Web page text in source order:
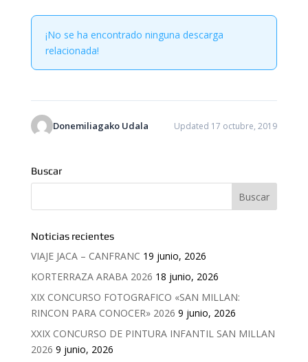
¡No se ha encontrado ninguna descarga
relacionada!
Donemiliagako Udala Updated 17 octubre, 2019
Buscar
Noticias recientes
VIAJE JACA – CANFRANC 19 junio, 2026
KORTERRAZA ARABA 2026 18 junio, 2026
XIX CONCURSO FOTOGRAFICO «SAN MILLAN:
RINCON PARA CONOCER» 2026 9 junio, 2026
XXIX CONCURSO DE PINTURA INFANTIL SAN MILLAN
2026 9 junio, 2026